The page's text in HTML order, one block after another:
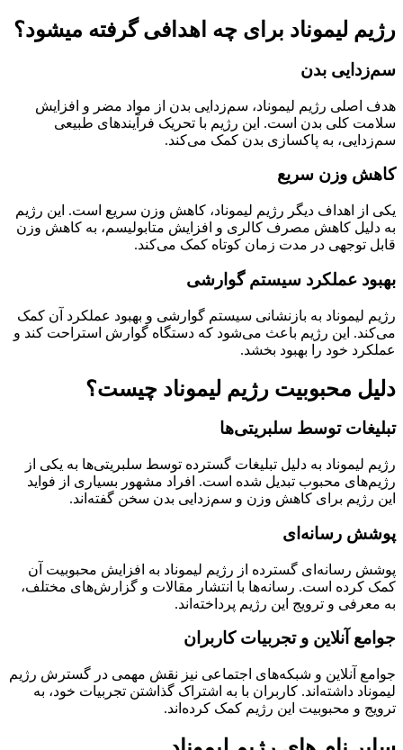
رژیم لیموناد برای چه اهدافی گرفته میشود؟
سم‌زدایی بدن
هدف اصلی رژیم لیموناد، سم‌زدایی بدن از مواد مضر و افزایش
سلامت کلی بدن است. این رژیم با تحریک فرآیندهای طبیعی
سم‌زدایی، به پاکسازی بدن کمک می‌کند.
کاهش وزن سریع
یکی از اهداف دیگر رژیم لیموناد، کاهش وزن سریع است. این رژیم
به دلیل کاهش مصرف کالری و افزایش متابولیسم، به کاهش وزن
قابل توجهی در مدت زمان کوتاه کمک می‌کند.
بهبود عملکرد سیستم گوارشی
رژیم لیموناد به بازنشانی سیستم گوارشی و بهبود عملکرد آن کمک
می‌کند. این رژیم باعث می‌شود که دستگاه گوارش استراحت کند و
عملکرد خود را بهبود بخشد.
دلیل محبوبیت رژیم لیموناد چیست؟
تبلیغات توسط سلبریتی‌ها
رژیم لیموناد به دلیل تبلیغات گسترده توسط سلبریتی‌ها به یکی از
رژیم‌های محبوب تبدیل شده است. افراد مشهور بسیاری از فواید
این رژیم برای کاهش وزن و سم‌زدایی بدن سخن گفته‌اند.
پوشش رسانه‌ای
پوشش رسانه‌ای گسترده از رژیم لیموناد به افزایش محبوبیت آن
کمک کرده است. رسانه‌ها با انتشار مقالات و گزارش‌های مختلف،
به معرفی و ترویج این رژیم پرداخته‌اند.
جوامع آنلاین و تجربیات کاربران
جوامع آنلاین و شبکه‌های اجتماعی نیز نقش مهمی در گسترش رژیم
لیموناد داشته‌اند. کاربران با به اشتراک گذاشتن تجربیات خود، به
ترویج و محبوبیت این رژیم کمک کرده‌اند.